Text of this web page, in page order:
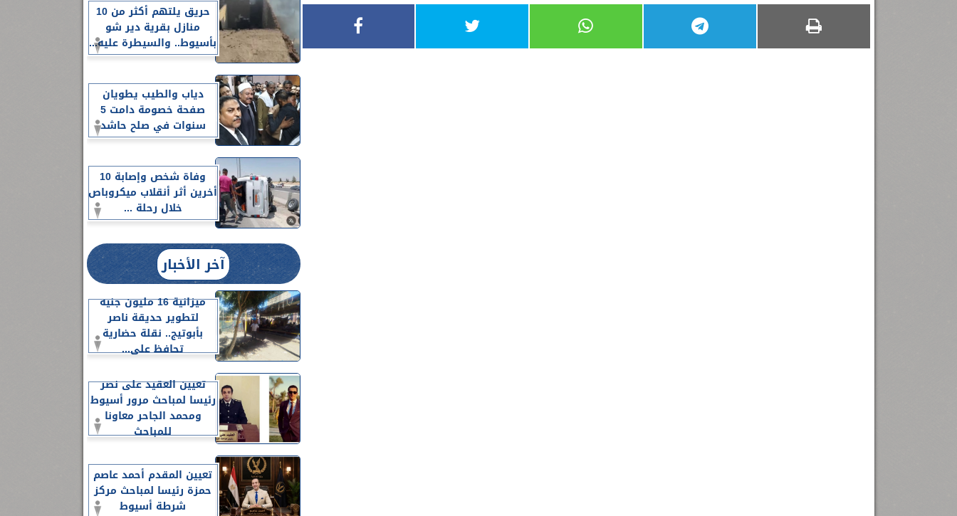
حريق يلتهم أكثر من 10
منازل بقرية دير شو
بأسيوط.. والسيطرة عليه...
دياب والطيب يطويان
صفحة خصومة دامت 5
سنوات في صلح حاشد
وفاة شخص وإصابة 10
أخرين أثر أنقلاب ميكروباص
خلال رحلة ...
آخر الأخبار
ميزانية 16 مليون جنيه
لتطوير حديقة ناصر
بأبوتيج.. نقلة حضارية
تحافظ على...
تعيين العقيد على نصر
رئيسا لمباحث مرور أسيوط
ومحمد الجاحر معاونا
للمباحث
تعيين المقدم أحمد عاصم
حمزة رئيسا لمباحث مركز
شرطة أسيوط